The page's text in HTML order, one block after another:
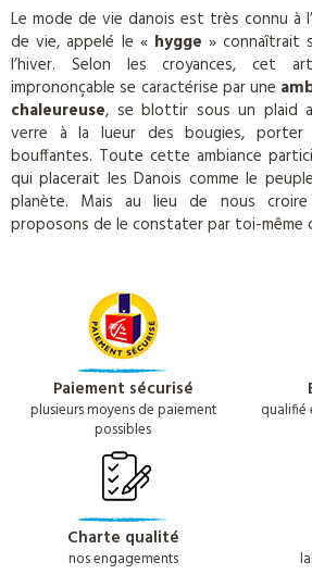
Le mode de vie danois est très connu à
de vie, appelé le « hygge» connaîtrait
l’hiver. Selon les croyances, cet
imprononçable se caractérise par une
chaleureuse, se blottir sous un plaid
verre à la lueur des bougies, porter
bouffantes. Toute cette ambiance
qui placerait les Danois comme le
planète. Mais au lieu de nous
proposons de le constater par toi-même
Paiement sécurisé
plusieurs moyens de paiement
possibles
qualifié
Charte qualité
nos engagements